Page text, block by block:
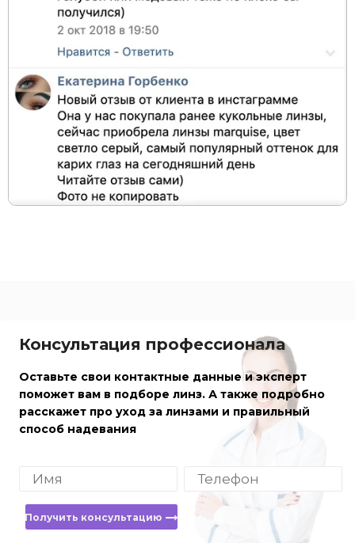
Консультация профессионала
Оставьте свои контактные данные и эксперт
поможет вам в подборе линз. А также подробно
расскажет про уход за линзами и правильный
способ надевания
Получить консультацию